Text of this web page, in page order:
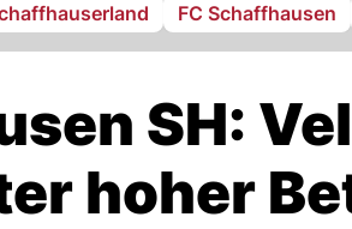
FC Schaffhausen
SH:
hoher